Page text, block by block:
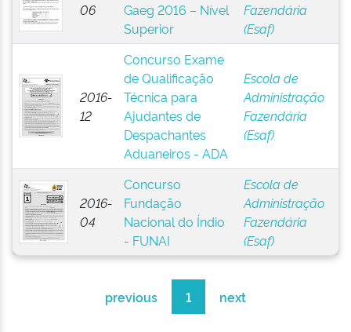
06
Gaeg 2016 – Nível
Superior
Fazendária
(Esaf)
2016-
12
Concurso Exame
de Qualificação
Técnica para
Ajudantes de
Despachantes
Aduaneiros - ADA
Escola de
Administração
Fazendária
(Esaf)
2016-
04
Concurso
Fundação
Nacional do Índio
- FUNAI
Escola de
Administração
Fazendária
(Esaf)
previous 1 next